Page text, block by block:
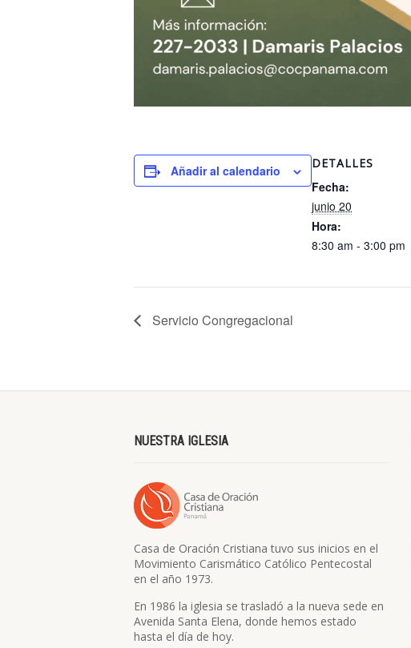
Añadir al calendario DETALLES
Fecha:
junio 20
Hora:
8:30 am - 3:00 pm
Servicio Congregacional
NUESTRA IGLESIA
Casa de Oración Cristiana tuvo sus inicios en el
Movimiento Carismático Católico Pentecostal
en el año 1973.
En 1986 la iglesia se trasladó a la nueva sede en
Avenida Santa Elena, donde hemos estado
hasta el día de hoy.